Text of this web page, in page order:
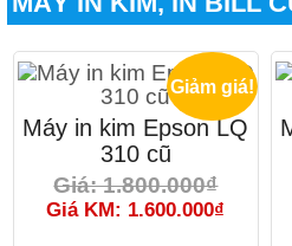
Giảm giá!
Máy in kim Epson LQ
310 cũ
Giá: 1.800.000₫
Giá KM: 1.600.000₫